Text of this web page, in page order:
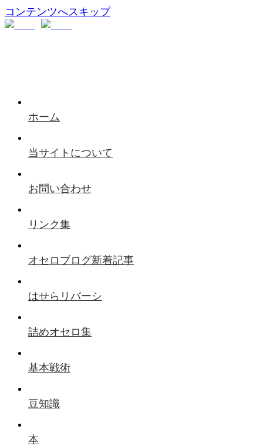
コンテンツへスキップ
ホーム
当サイトについて
お問い合わせ
リンク集
オセロブログ新着記事
はせらリバーシ
詰めオセロ集
基本戦術
豆知識
本